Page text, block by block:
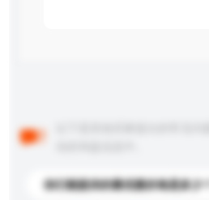
你们能提供的最优惠价格是多少？